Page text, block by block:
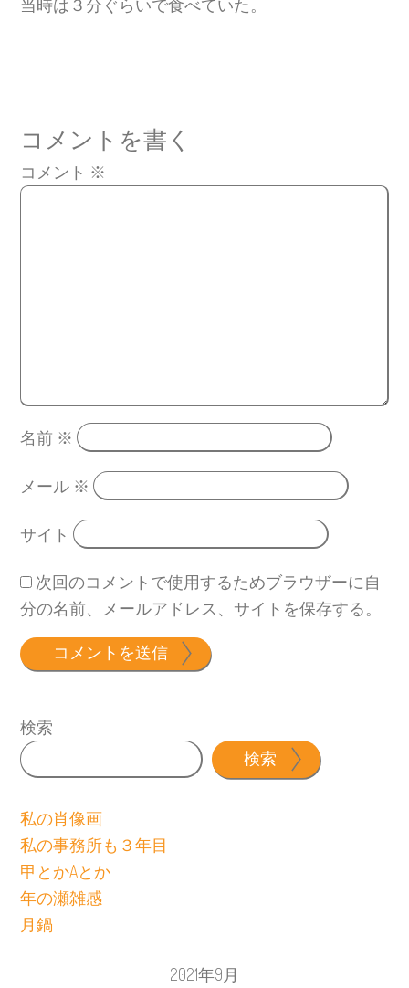
当時は３分ぐらいで食べていた。
コメントを書く
コメント ※
名前 ※
メール ※
サイト
次回のコメントで使用するためブラウザーに自
分の名前、メールアドレス、サイトを保存する。
検索
検索
私の肖像画
私の事務所も３年目
甲とかAとか
年の瀬雑感
月鍋
2021年9月